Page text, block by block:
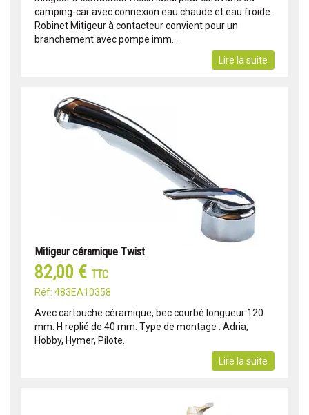
camping-car avec connexion eau chaude et eau froide.
Robinet Mitigeur à contacteur convient pour un
branchement avec pompe imm...
Lire la suite
Mitigeur céramique Twist
82,00 € TTC
Réf: 483EA10358
Avec cartouche céramique, bec courbé longueur 120
mm. H replié de 40 mm. Type de montage : Adria,
Hobby, Hymer, Pilote.
Lire la suite